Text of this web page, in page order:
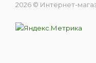
2026 © Интернет-